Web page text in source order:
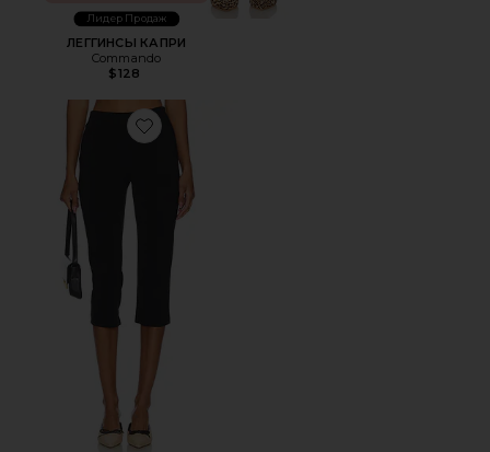
Лидер Продаж
ЛЕГГИНСЫ КАПРИ
Commando
$128
Favorite КАПРИ